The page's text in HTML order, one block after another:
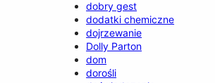
dobry gest
dodatki chemiczne
dojrzewanie
Dolly Parton
dom
dorośli